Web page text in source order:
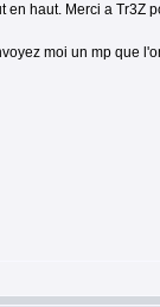
haut. Merci a Tr3Z
moi un mp que